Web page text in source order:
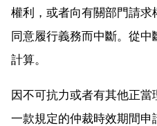
權利，或者向有關部門請求
同意履行義務而中斷。從
計算。
因不可抗力或者有其他正
一款規定的仲裁時效期間申